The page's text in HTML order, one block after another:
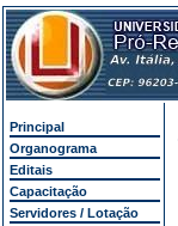
Principal
Organograma
Editais
Capacitação
Servidores / Lotação